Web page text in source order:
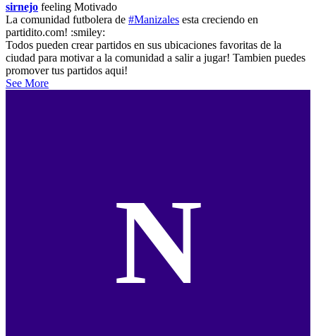
sirnejo feeling Motivado
La comunidad futbolera de #Manizales esta creciendo en
partidito.com! :smiley:
Todos pueden crear partidos en sus ubicaciones favoritas de la
ciudad para motivar a la comunidad a salir a jugar! Tambien puedes
promover tus partidos aqui!
See More
N